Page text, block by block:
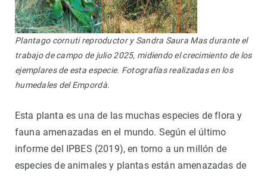
Plantago cornuti reproductor y Sandra Saura Mas durante el
trabajo de campo de julio 2025, midiendo el crecimiento de los
ejemplares de esta especie. Fotografías realizadas en los
humedales del Empordà.
Esta planta es una de las muchas especies de flora y
fauna amenazadas en el mundo. Según el último
informe del IPBES (2019), en torno a un millón de
especies de animales y plantas están amenazadas de